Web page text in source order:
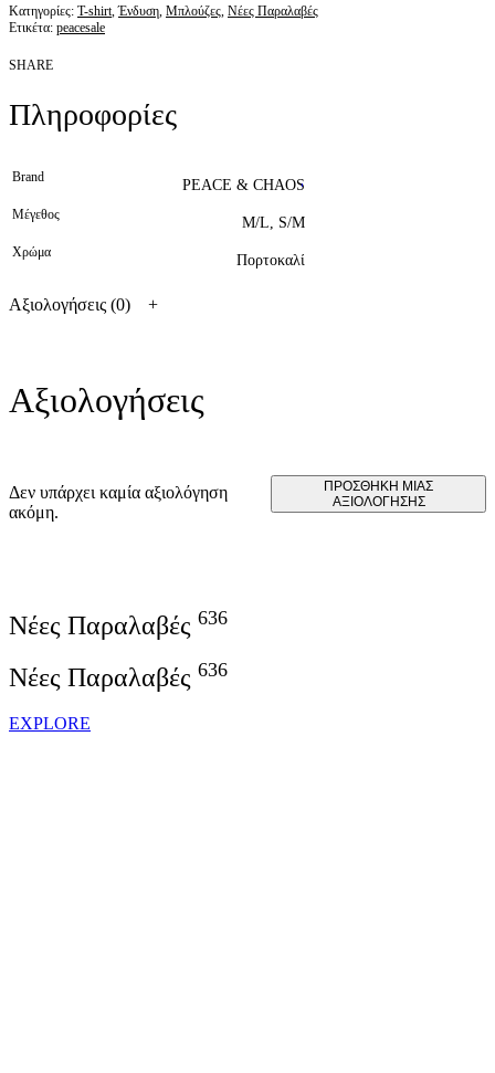
Κατηγορίες: T-shirt,Ένδυση, Μπλούζες, Νέες Παραλαβές
Ετικέτα: peacesale
SHARE
Πληροφορίες
Brand PEACE & CHAOS
Μέγεθος M/L, S/M
Χρώμα Πορτοκαλί
Αξιολογήσεις (0)
Αξιολογήσεις
Δεν υπάρχει καμία αξιολόγηση
ακόμη.
ΠΡΟΣΘΉΚΗ ΜΊΑΣ
ΑΞΙΟΛΌΓΗΣΗΣ
Νέες Παραλαβές 636
Νέες Παραλαβές 636
EXPLORE